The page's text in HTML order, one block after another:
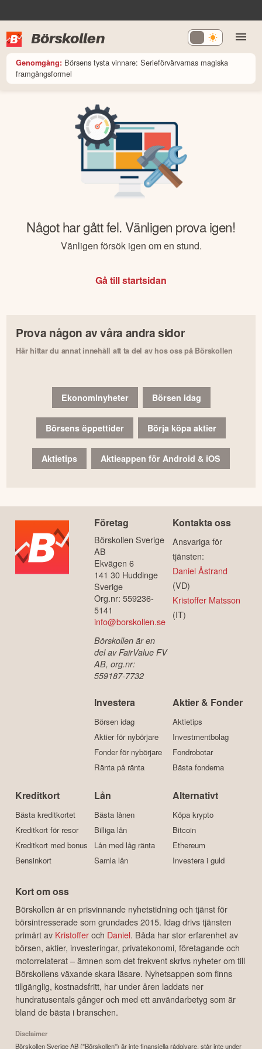
Börskollen
Genomgång: Börsens tysta vinnare: Serieförvärvarnas magiska
framgångsformel
Något har gått fel. Vänligen prova igen!
Vänligen försök igen om en stund.
Gå till startsidan
Prova någon av våra andra sidor
Här hittar du annat innehåll att ta del av hos oss på Börskollen
Ekonominyheter Börsen idag
Börsens öppettider Börja köpa aktier
Aktietips Aktieappen för Android & iOS
Företag
Börskollen Sverige
AB
Ekvägen 6
141 30 Huddinge
Sverige
Org.nr: 559236-
5141
info@borskollen.se
Börskollen är en
del av FairValue FV
AB, org.nr:
559187-7732
Kontakta oss
Ansvariga för
tjänsten:
Daniel Åstrand
(VD)
Kristoffer Matsson
(IT)
Investera
Börsen idag
Aktier för nybörjare
Fonder för nybörjare
Ränta på ränta
Aktier & Fonder
Aktietips
Investmentbolag
Fondrobotar
Bästa fonderna
Kreditkort
Bästa kreditkortet
Kreditkort för resor
Kreditkort med bonus
Bensinkort
Lån
Bästa lånen
Billiga lån
Lån med låg ränta
Samla lån
Alternativt
Köpa krypto
Bitcoin
Ethereum
Investera i guld
Kort om oss
Börskollen är en prisvinnande nyhetstidning och tjänst för
börsintresserade som grundades 2015. Idag drivs tjänsten
primärt av Kristofferoch Daniel. Båda har stor erfarenhet av
börsen, aktier, investeringar, privatekonomi, företagande och
motorrelaterat – ämnen som det frekvent skrivs nyheter om till
Börskollens växande skara läsare. Nyhetsappen som finns
tillgänglig, kostnadsfritt, har under åren laddats ner
hundratusentals gånger och med ett användarbetyg som är
bland de bästa i branschen.
Disclaimer
Börskollen Sverige AB ("Börskollen") är inte finansiella rådgivare, står inte under